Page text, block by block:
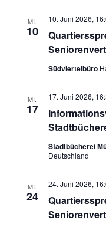
MI.
10
10. Juni 2026,
Südviertelbüro
MI.
17
17. Juni 2026,
Stadtbücherei
Deutschland
MI.
24
24. Juni 2026,